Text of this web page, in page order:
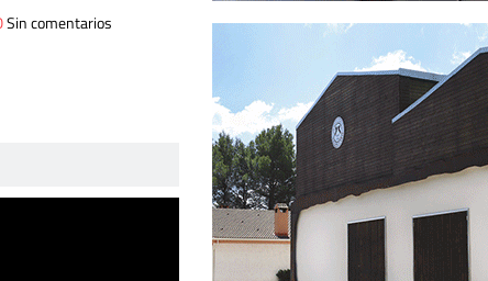
Sin comentarios